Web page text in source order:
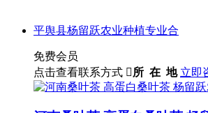
平舆县杨留跃农业种植专业合
免费会员
点击查看联系方式 所 在 地 立即